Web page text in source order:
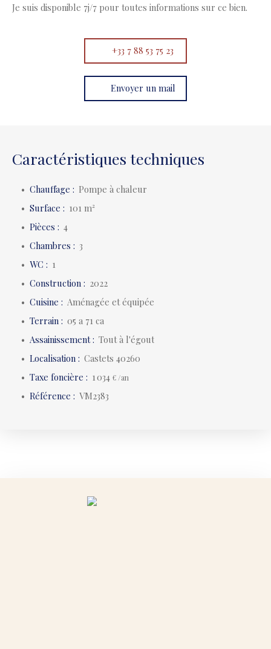
Je suis disponible 7j/7 pour toutes informations sur ce bien.
+33 7 88 53 75 23
Envoyer un mail
Caractéristiques techniques
Chauffage : Pompe à chaleur
Surface : 101m²
Pièces : 4
Chambres : 3
WC : 1
Construction : 2022
Cuisine : Aménagée et équipée
Terrain : 05 a 71 ca
Assainissement: Tout à l'égout
Localisation : Castets 40260
Taxe foncière : 1 034€ /an
Référence : VM2383